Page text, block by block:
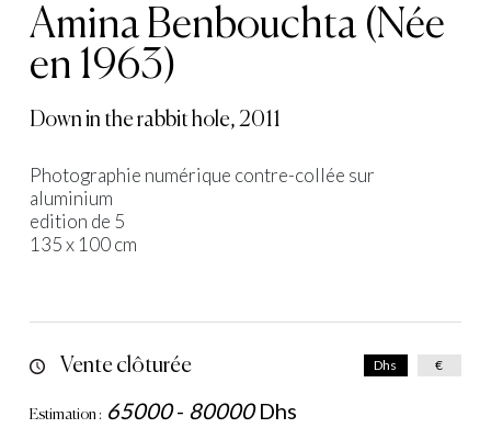
Amina Benbouchta (Née
en 1963)
Down in the rabbit hole, 2011
Photographie numérique contre-collée sur
aluminium
edition de 5
135 x 100 cm
Vente clôturée
Estimation : 65000- 80000 Dhs
Dhs €